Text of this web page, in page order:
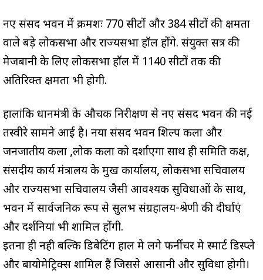
नए संसद भवन में क्रमशः 770 सीटों और 384 सीटों की क्षमता
वाले बड़े लोकसभा और राज्यसभा हॉल होंगे. संयुक्त सत्र की
मेजबानी के लिए लोकसभा हॉल में 1140 सीटों तक की
अतिरिक्त क्षमता भी होगी.
हालांकि प्रधानमंत्री के औचक निरीक्षण से नए संसद भवन की नई
तस्वीरे सामने आई है। नया संसद भवन शिल्प कला और
जनजातीय कला ,लोक कला को दर्शाएगा साथ ही समिति कक्ष,
संसदीय कार्य मंत्रालय के प्रमुख कार्यालय, लोकसभा सचिवालय
और राज्यसभा सचिवालय जैसी आवश्यक सुविधाओं के साथ,
भवन में सार्वजनिक रूप से सुलभ संग्रहालय-श्रेणी की दीर्घाएं
और प्रदर्शनियां भी शामिल होंगी.
इतना ही नही बल्कि डिबेटिंग हाल मे लगे फर्नीचर मे स्मार्ट डिस्प्ले
और बायोमेट्रिक्स शामिल हैं जिससे आसानी और सुविधा होगी।